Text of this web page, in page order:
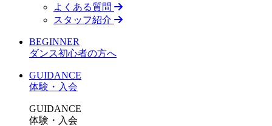
よくある質問
スタッフ紹介
BEGINNER
ダンス初心者の方へ
GUIDANCE
体験・入会
GUIDANCE
体験・入会